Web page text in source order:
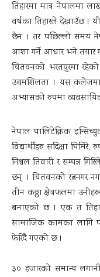
तिहारमा मात्र नेपालमा
वर्षका तिहारले देखाउँछ ।
छैन । तर पछिल्लो समय
आशा गर्ने आधार भने तयार
चितवनको भरतपुरमा
उद्यमशिलता । यस कलेजमा
अभ्यासको रुपमा
नेपाल पालिटेक्निक
विद्यार्थीहरु सदिक्षा
निश्चल तिवारी र सम्पन्न
छन् । चितवनको रत्ननगर
तीन कठ्ठा क्षेत्रफलमा
बनाएको छ । एक त
सामाजिक कामका लागि
फेरिदै गएको छ ।
३० हजारको समान्य